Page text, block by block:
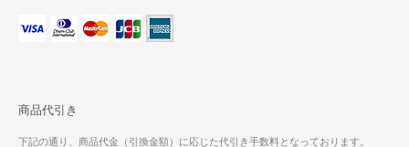
商品代引き
下記の通り、商品代金（引換金額）に応じた代引き手数料となっております。